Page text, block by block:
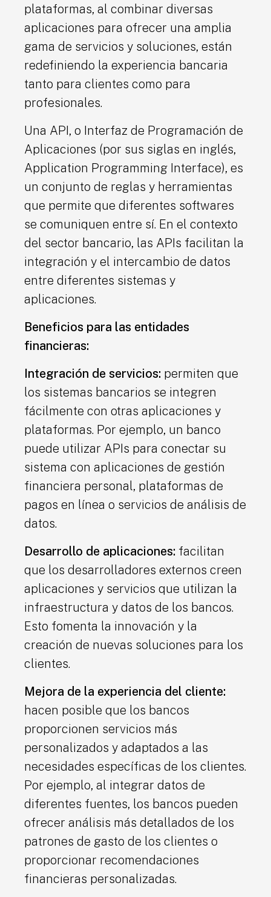
plataformas, al combinar diversas
aplicaciones para ofrecer una amplia
gama de servicios y soluciones, están
redefiniendo la experiencia bancaria
tanto para clientes como para
profesionales.
Una API, o Interfaz de Programación de
Aplicaciones (por sus siglas en inglés,
Application Programming Interface), es
un conjunto de reglas y herramientas
que permite que diferentes softwares
se comuniquen entre sí. En el contexto
del sector bancario, las APIs facilitan la
integración y el intercambio de datos
entre diferentes sistemas y
aplicaciones.
Beneficios para las entidades
financieras:
Integración de servicios: permiten que
los sistemas bancarios se integren
fácilmente con otras aplicaciones y
plataformas. Por ejemplo, un banco
puede utilizar APIs para conectar su
sistema con aplicaciones de gestión
financiera personal, plataformas de
pagos en línea o servicios de análisis de
datos.
Desarrollo de aplicaciones: facilitan
que los desarrolladores externos creen
aplicaciones y servicios que utilizan la
infraestructura y datos de los bancos.
Esto fomenta la innovación y la
creación de nuevas soluciones para los
clientes.
Mejora de la experiencia del cliente:
hacen posible que los bancos
proporcionen servicios más
personalizados y adaptados a las
necesidades específicas de los clientes.
Por ejemplo, al integrar datos de
diferentes fuentes, los bancos pueden
ofrecer análisis más detallados de los
patrones de gasto de los clientes o
proporcionar recomendaciones
financieras personalizadas.